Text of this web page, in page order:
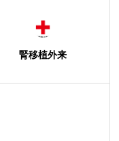
腎移植外来